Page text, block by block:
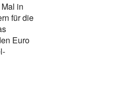
in
für die
Euro